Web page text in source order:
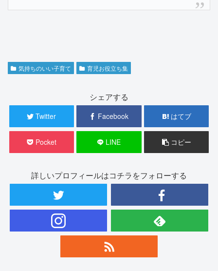
気持ちのいい子育て 育児お役立ち集
シェアする
Twitter Facebook はてブ
Pocket LINE コピー
詳しいプロフィールはコチラをフォローする